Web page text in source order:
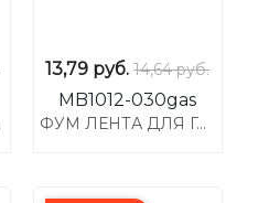
13,79 руб. 14,64 руб.
MB1012-030gas
ФУМ ЛЕНТА ДЛЯ ГАЗА, 10М* 12ММ* 0.075ММ, ПЛОТНОСТЬ: 0.3Г/СМ3, МАКС. РЕЗЪБА ДО 3/4"